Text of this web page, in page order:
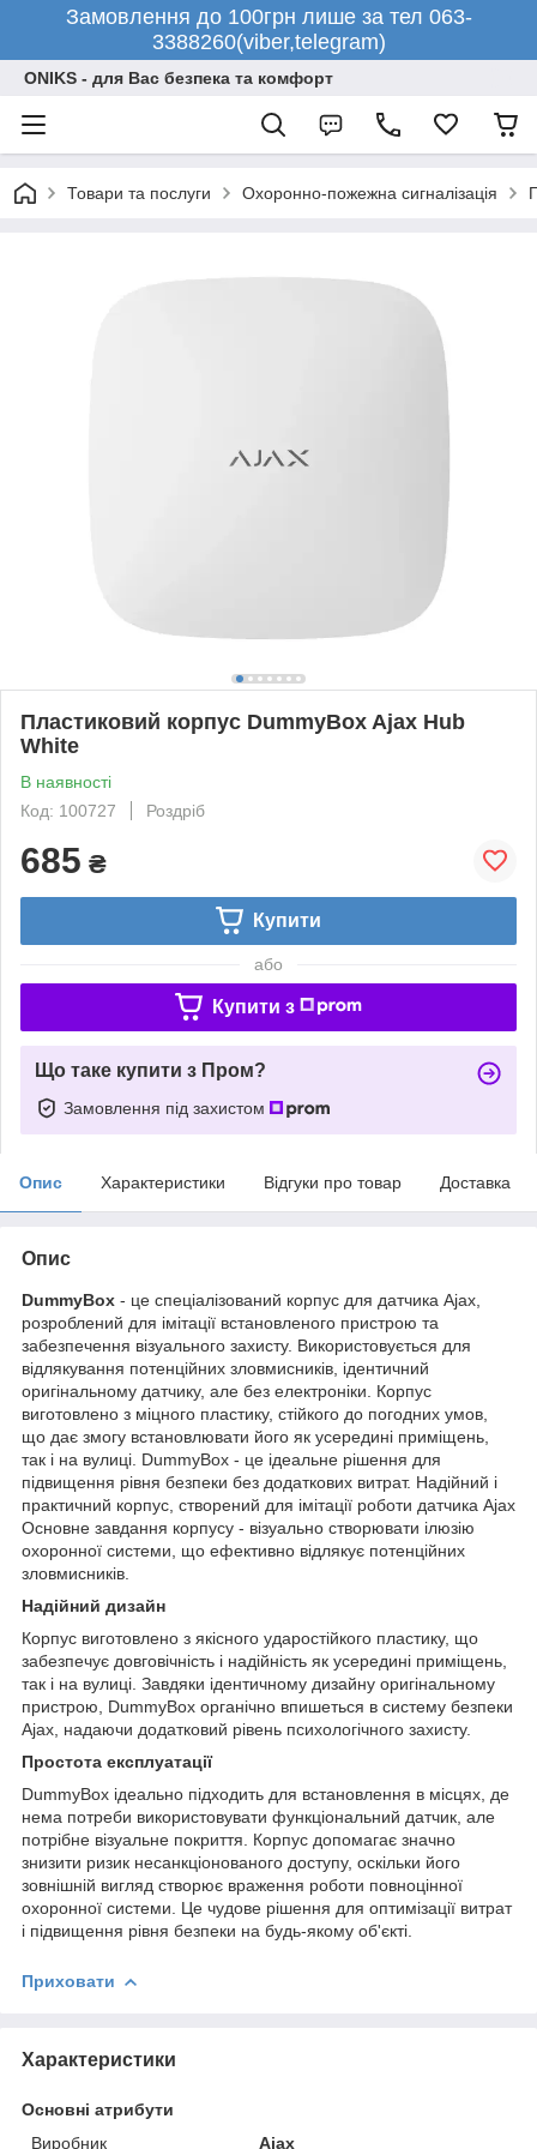
Замовлення до 100грн лише за тел 063-
3388260(viber,telegram)
ONIKS - для Вас безпека та комфорт
Товари та послуги Охоронно-пожежна сигналізація
Пластиковий корпус DummyBox Ajax Hub
White
В наявності
Код: 100727
Роздріб
685 ₴
Купити
або
Купити з
Що таке купити з Пром?
Замовлення під захистом
Опис Характеристики Відгуки про товар Доставка
Опис
DummyBox - це спеціалізований корпус для датчика Ajax,
розроблений для імітації встановленого пристрою та
забезпечення візуального захисту. Використовується для
відлякування потенційних зловмисників, ідентичний
оригінальному датчику, але без електроніки. Корпус
виготовлено з міцного пластику, стійкого до погодних умов,
що дає змогу встановлювати його як усередині приміщень,
так і на вулиці. DummyBox - це ідеальне рішення для
підвищення рівня безпеки без додаткових витрат. Надійний і
практичний корпус, створений для імітації роботи датчика Ajax
Основне завдання корпусу - візуально створювати ілюзію
охоронної системи, що ефективно відлякує потенційних
зловмисників.
Надійний дизайн
Корпус виготовлено з якісного ударостійкого пластику, що
забезпечує довговічність і надійність як усередині приміщень,
так і на вулиці. Завдяки ідентичному дизайну оригінальному
пристрою, DummyBox органічно впишеться в систему безпеки
Ajax, надаючи додатковий рівень психологічного захисту.
Простота експлуатації
DummyBox ідеально підходить для встановлення в місцях, де
нема потреби використовувати функціональний датчик, але
потрібне візуальне покриття. Корпус допомагає значно
знизити ризик несанкціонованого доступу, оскільки його
зовнішній вигляд створює враження роботи повноцінної
охоронної системи. Це чудове рішення для оптимізації витрат
і підвищення рівня безпеки на будь-якому об'єкті.
Приховати
Характеристики
Основні атрибути
Виробник
Ajax